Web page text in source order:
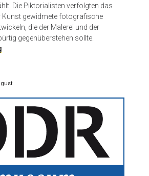
Die Piktorialisten verfolgten das
Kunst gewidmete fotografische
die der Malerei und der
gegenüberstehen sollte.
t
h
e
F
t